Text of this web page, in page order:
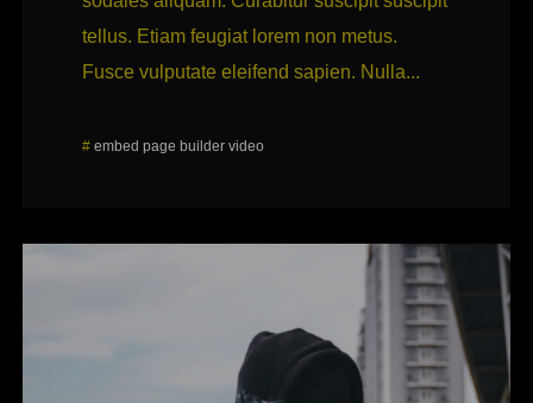
tellus. Etiam feugiat lorem non metus.
Fusce vulputate eleifend sapien. Nulla...
# embed page builder video